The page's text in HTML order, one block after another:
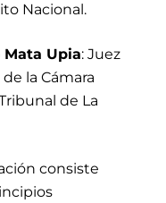
Nacional.
Upia: Juez
la Cámara
de La
consiste